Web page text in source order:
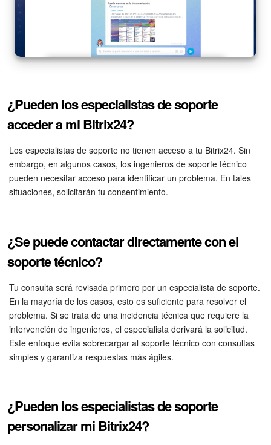
¿Pueden los especialistas de soporte
acceder a mi Bitrix24?
Los especialistas de soporte no tienen acceso a tu Bitrix24. Sin
embargo, en algunos casos, los ingenieros de soporte técnico
pueden necesitar acceso para identificar un problema. En tales
situaciones, solicitarán tu consentimiento.
¿Se puede contactar directamente con el
soporte técnico?
Tu consulta será revisada primero por un especialista de soporte.
En la mayoría de los casos, esto es suficiente para resolver el
problema. Si se trata de una incidencia técnica que requiere la
intervención de ingenieros, el especialista derivará la solicitud.
Este enfoque evita sobrecargar al soporte técnico con consultas
simples y garantiza respuestas más ágiles.
¿Pueden los especialistas de soporte
personalizar mi Bitrix24?